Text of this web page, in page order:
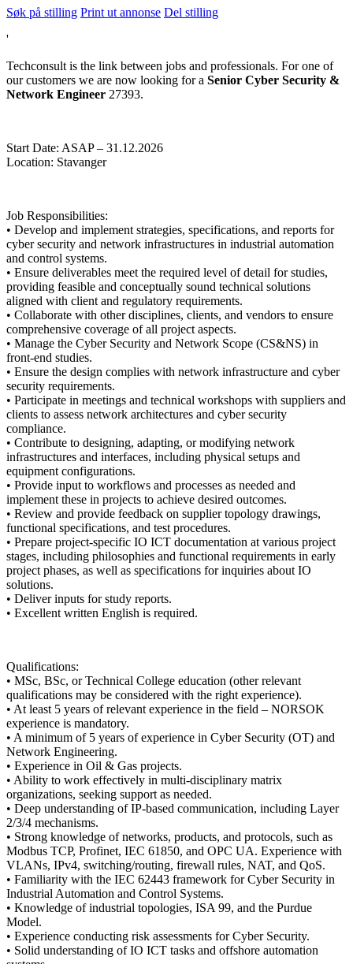
Søk på stilling Print ut annonse Del stilling
'
Techconsult is the link between jobs and professionals. For one of
our customers we are now looking for a Senior Cyber Security &
Network Engineer 27393.
Start Date: ASAP – 31.12.2026
Location: Stavanger
Job Responsibilities:
• Develop and implement strategies, specifications, and reports for
cyber security and network infrastructures in industrial automation
and control systems.
• Ensure deliverables meet the required level of detail for studies,
providing feasible and conceptually sound technical solutions
aligned with client and regulatory requirements.
• Collaborate with other disciplines, clients, and vendors to ensure
comprehensive coverage of all project aspects.
• Manage the Cyber Security and Network Scope (CS&NS) in
front-end studies.
• Ensure the design complies with network infrastructure and cyber
security requirements.
• Participate in meetings and technical workshops with suppliers and
clients to assess network architectures and cyber security
compliance.
• Contribute to designing, adapting, or modifying network
infrastructures and interfaces, including physical setups and
equipment configurations.
• Provide input to workflows and processes as needed and
implement these in projects to achieve desired outcomes.
• Review and provide feedback on supplier topology drawings,
functional specifications, and test procedures.
• Prepare project-specific IO ICT documentation at various project
stages, including philosophies and functional requirements in early
project phases, as well as specifications for inquiries about IO
solutions.
• Deliver inputs for study reports.
• Excellent written English is required.
Qualifications:
• MSc, BSc, or Technical College education (other relevant
qualifications may be considered with the right experience).
• At least 5 years of relevant experience in the field – NORSOK
experience is mandatory.
• A minimum of 5 years of experience in Cyber Security (OT) and
Network Engineering.
• Experience in Oil & Gas projects.
• Ability to work effectively in multi-disciplinary matrix
organizations, seeking support as needed.
• Deep understanding of IP-based communication, including Layer
2/3/4 mechanisms.
• Strong knowledge of networks, products, and protocols, such as
Modbus TCP, Profinet, IEC 61850, and OPC UA. Experience with
VLANs, IPv4, switching/routing, firewall rules, NAT, and QoS.
• Familiarity with the IEC 62443 framework for Cyber Security in
Industrial Automation and Control Systems.
• Knowledge of industrial topologies, ISA 99, and the Purdue
Model.
• Experience conducting risk assessments for Cyber Security.
• Solid understanding of IO ICT tasks and offshore automation